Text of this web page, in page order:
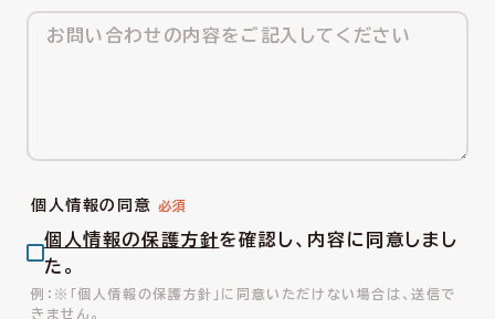
個人情報の同意
個人情報の保護方針を確認し、内容に同意しまし
た。
※「個人情報の保護方針」に同意いただけない場合は、送信で
きません。